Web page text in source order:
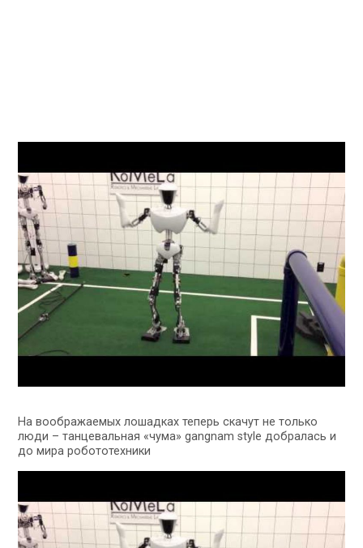
На воображаемых лошадках теперь скачут не только
люди – танцевальная «чума» gangnam style добралась и
до мира робототехники